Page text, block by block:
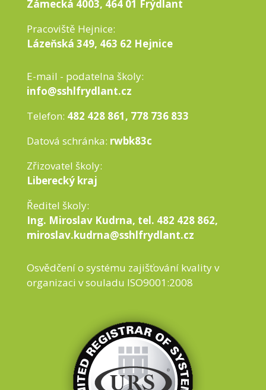
Zámecká 4003, 464 01 Frýdlant
Pracoviště Hejnice:
Lázeňská 349, 463 62 Hejnice
E-mail - podatelna školy:
info@sshlfrydlant.cz
Telefon: 482 428 861, 778 736 833
Datová schránka: rwbk83c
Zřizovatel školy:
Liberecký kraj
Ředitel školy:
Ing. Miroslav Kudrna, tel. 482 428 862,
miroslav.kudrna@sshlfrydlant.cz
Osvědčení o systému zajišťování kvality v
organizaci v souladu ISO9001:2008